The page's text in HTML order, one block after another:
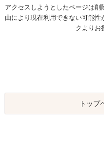
アクセスしようとしたページは
由により現在利用できない可能
クよりお
トップ